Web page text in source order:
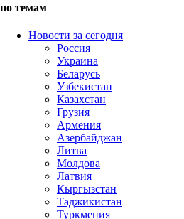
по темам
Новости за сегодня
Россия
Украина
Беларусь
Узбекистан
Казахстан
Грузия
Армения
Азербайджан
Литва
Молдова
Латвия
Кыргызстан
Таджикистан
Туркмения